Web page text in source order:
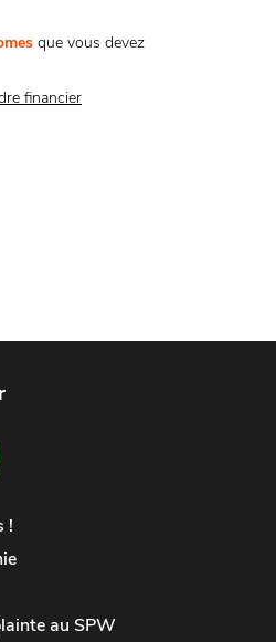
que vous devez
financier
!
au SPW